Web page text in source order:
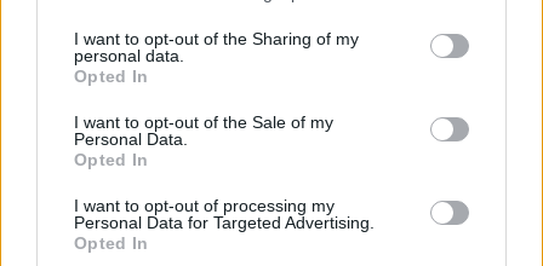
I want to opt-out of the Sharing of my
personal data.
Opted In
I want to opt-out of the Sale of my
Personal Data.
Opted In
I want to opt-out of processing my
Personal Data for Targeted Advertising.
Opted In
mia - 24.03.2015 - 00:46
Ønsker at min kjære venninne Nadia skal vinne! Hun er ei
helt fantastisk venninne og alene mamma til sin nydelige
datter på 7år! Hun stiller alltid opp, uansett, hun jobber
og står virkelig på for datteren sin, hun fortjener virkelig
å vinne❤